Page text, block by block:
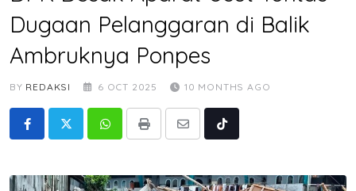
Dugaan Pelanggaran di Balik
Ambruknya Ponpes
BY REDAKSI 6 OCT 2025 10 MONTHS AGO
WhatsappPrint
Share
Tiktok